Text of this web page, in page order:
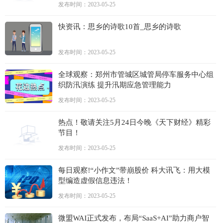
发布时间：2023-05-25
快资讯：思乡的诗歌10首_思乡的诗歌
发布时间：2023-05-25
全球观察：郑州市管城区城管局停车服务中心组
织防汛演练 提升汛期应急管理能力
发布时间：2023-05-25
热点！敬请关注5月24日今晚《天下财经》精彩
节目！
发布时间：2023-05-25
每日观察!“小作文”带崩股价 科大讯飞：用大模
型编造虚假信息违法！
发布时间：2023-05-25
微盟WAI正式发布，布局“SaaS+AI”助力商户智